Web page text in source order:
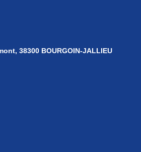
38300 BOURGOIN-JALLIEU